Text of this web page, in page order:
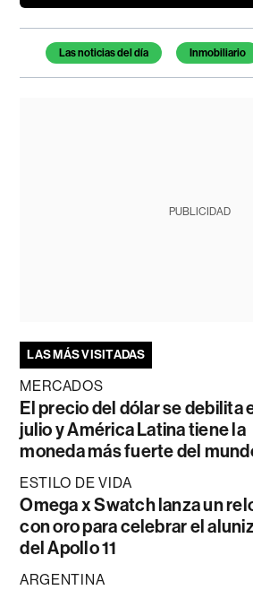
Temas de este artículo
Las noticias del día Inmobiliario
PUBLICIDAD
LAS MÁS VISITADAS
MERCADOS
El precio del dólar se debilita
julio y América Latina tiene la
moneda más fuerte del
ESTILO DE VIDA
Omega x Swatch lanza un
con oro para celebrar el
del Apollo 11
ARGENTINA